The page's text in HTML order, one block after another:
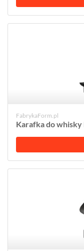
FabrykaForm.pl
Karafka do whisky